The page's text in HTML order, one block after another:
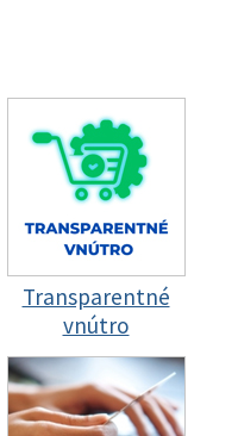
Transparentné
vnútro